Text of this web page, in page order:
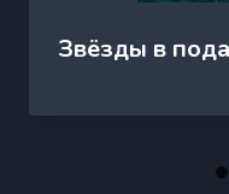
Звёзды в